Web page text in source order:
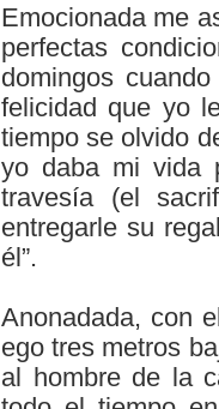
Emocionada me
perfectas
domingos
felicidad que yo
tiempo se olvido
yo daba mi vida
travesía (el
entregarle su
él”.
Anonadada, con
ego tres metros
al hombre de la